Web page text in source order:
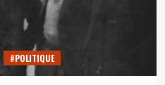
#POLITIQUE